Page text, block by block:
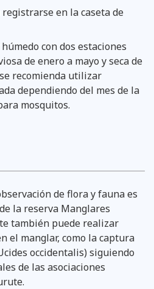
en la caseta de
con dos estaciones
de enero a mayo y seca de
recomienda utilizar
dependiendo del mes de la
mosquitos.
de flora y fauna es
la reserva Manglares
también puede realizar
el manglar, como la captura
occidentalis) siguiendo
de las asociaciones